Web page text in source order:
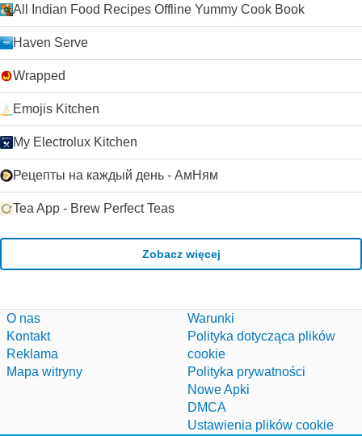
All Indian Food Recipes Offline Yummy Cook Book
Haven Serve
Wrapped
Emojis Kitchen
My Electrolux Kitchen
Рецепты на каждый день - АмНям
Tea App - Brew Perfect Teas
Zobacz więcej
O nas
Kontakt
Reklama
Mapa witryny
Warunki
Polityka dotycząca plików
cookie
Polityka prywatności
Nowe Apki
DMCA
Ustawienia plików cookie